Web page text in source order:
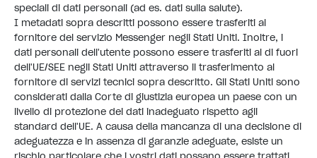
speciali di dati personali (ad es. dati sulla salute).
I metadati sopra descritti possono essere trasferiti al
fornitore del servizio Messenger negli Stati Uniti. Inoltre, i
dati personali dell'utente possono essere trasferiti al di fuori
dell'UE/SEE negli Stati Uniti attraverso il trasferimento al
fornitore di servizi tecnici sopra descritto. Gli Stati Uniti sono
considerati dalla Corte di giustizia europea un paese con un
livello di protezione dei dati inadeguato rispetto agli
standard dell'UE. A causa della mancanza di una decisione di
adeguatezza e in assenza di garanzie adeguate, esiste un